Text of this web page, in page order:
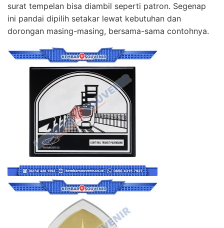
surat tempelan bisa diambil seperti patron. Segenap
ini pandai dipilih setakar lewat kebutuhan dan
dorongan masing-masing, bersama-sama contohnya.